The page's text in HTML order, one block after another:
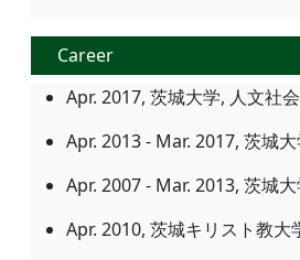
Career
Apr. 2017, 茨城大学, 人文社
Apr. 2013 - Mar. 2017, 茨城
Apr. 2007 - Mar. 2013, 茨城
Apr. 2010, 茨城キリスト教大